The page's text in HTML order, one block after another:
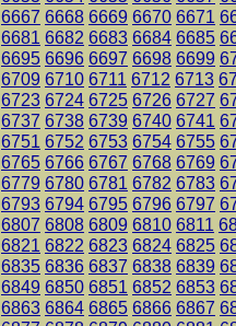
6667 6668 6669 6670 6671
6681 6682 6683 6684 6685
6695 6696 6697 6698 6699
6709 6710 6711 6712 6713
6723 6724 6725 6726 6727
6737 6738 6739 6740 6741
6751 6752 6753 6754 6755
6765 6766 6767 6768 6769
6779 6780 6781 6782 6783
6793 6794 6795 6796 6797
6807 6808 6809 6810 6811
6821 6822 6823 6824 6825
6835 6836 6837 6838 6839
6849 6850 6851 6852 6853
6863 6864 6865 6866 6867